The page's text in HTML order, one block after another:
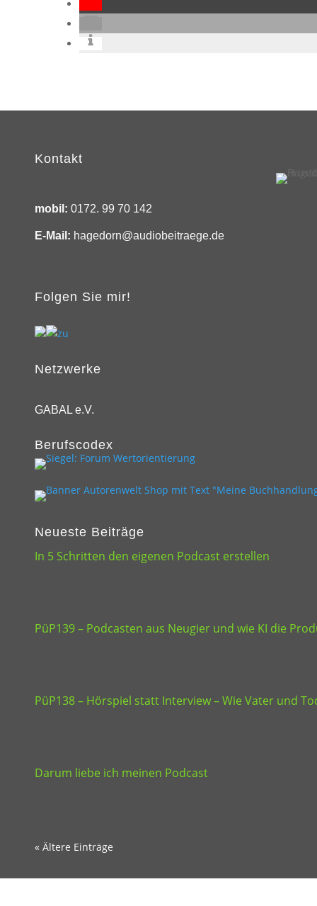
Kontakt
mobil: 0172. 99 70 142
E-Mail: hagedorn@audiobeitraege.de
Folgen Sie mir!
Netzwerke
GABAL e.V.
Berufscodex
Neueste Beiträge
In 5 Schritten den eigenen Podcast erstellen
PüP139 – Podcasten aus Neugier und wie KI die
PüP138 – Hörspiel statt Interview – Wie Vater und
Darum liebe ich meinen Podcast
« Ältere Einträge